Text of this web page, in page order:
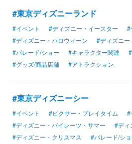
#東京ディズニーランド
#イベント #ディズニー・イースター
#
#ディズニー・ハロウィーン
#ディズニー
#パレード/ショー
#キャラクター関連
#グッズ/商品店舗
#アトラクション
#東京ディズニーシー
#イベント #ピクサー・プレイタイム
#
#ディズニー・パイレーツ・サマー
#ディ
#ディズニー・クリスマス
#パレード/シ